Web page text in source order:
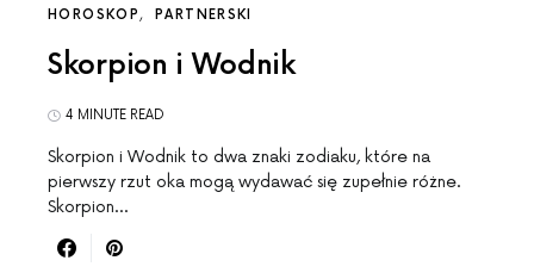
HOROSKOP PARTNERSKI
Skorpion i Wodnik
4 MINUTE READ
Skorpion i Wodnik to dwa znaki zodiaku, które na
pierwszy rzut oka mogą wydawać się zupełnie różne.
Skorpion…